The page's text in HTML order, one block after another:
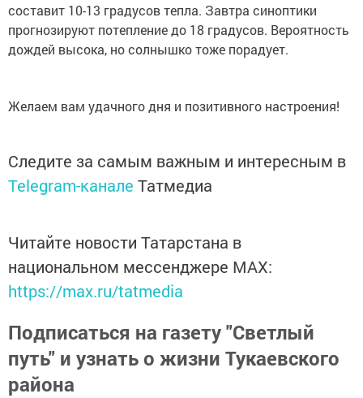
составит 10-13 градусов тепла. Завтра синоптики
прогнозируют потепление до 18 градусов. Вероятность
дождей высока, но солнышко тоже порадует.
Желаем вам удачного дня и позитивного настроения!
Следите за самым важным и интересным в
Telegram-канале Татмедиа
Читайте новости Татарстана в
национальном мессенджере MАХ:
https://max.ru/tatmedia
Подписаться на газету "Светлый
путь" и узнать о жизни Тукаевского
района